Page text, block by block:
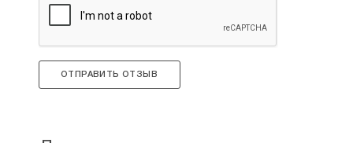
▪ Третья заповедь — 77
▪ Четвертая заповедь — 78
▪ Седьмая заповедь — 80
▪ Восьмая заповедь — 81
ОТПРАВИТЬ ОТЗЫВ